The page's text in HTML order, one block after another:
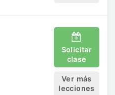
Solicitar
clase
Ver más
lecciones